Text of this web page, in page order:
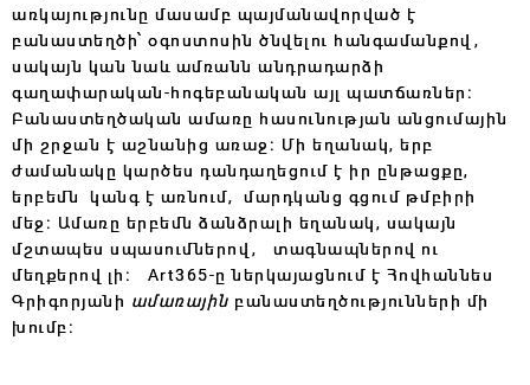
առկայությունը մասամբ պայմանավորված է
բանաստեղծի՝ օգոստոսին ծնվելու հանգամանքով,
սակայն կան նաև ամռանն անդրադարձի
գաղափարական-հոգեբանական այլ պատճառներ։
Բանաստեղծական ամառը հասունության անցումային
մի շրջան է աշնանից առաջ։ Մի եղանակ, երբ
ժամանակը կարծես դանդաղեցում է իր ընթացքը,
երբեմն կանգ է առնում, մարդկանց գցում թմբիրի
մեջ։ Ամառը երբեմն ձանձրալի եղանակ, սակայն
մշտապես սպասումներով, տագնապներով ու
մեղքերով լի։ Art365-ը ներկայացնում է Հովհաննես
Գրիգորյանի ամառային բանաստեղծությունների մի
խումբ։